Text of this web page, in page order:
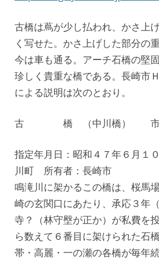
古橋は蔦が少し払われ、かさ上
く写せた。かさ上げした部分の
今は車も通る。アーチ石橋の堅
珍しく貴重な橋である。長崎市
による説明は次のとおり。
古 橋 （中川橋） 市指
指定年月日：昭和４７年６月１
川町 所有者：長崎市
鳴滝川に架かるこの橋は、桜馬
崎の玄関口にあたり、承応３年
寺？（林守壂が正か）が私費を
ら数えて６番目に架けられた石
帯・高麗・一の瀬の各橋が毎年